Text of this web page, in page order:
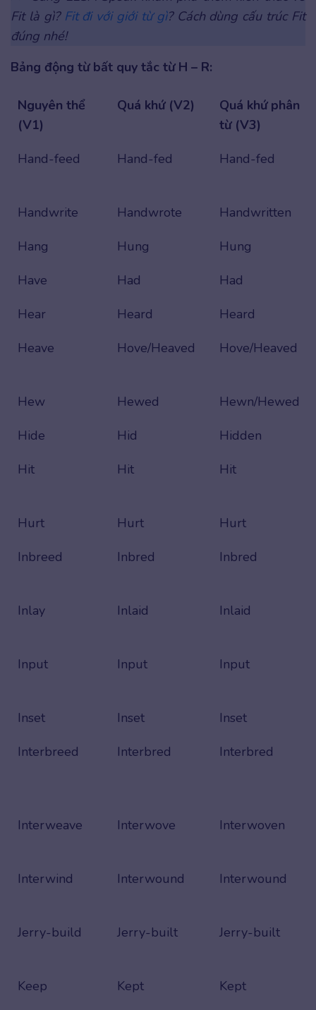
Fit là gì? Fit đi với giới từ gì? Cách dùng cấu trúc Fit
đúng nhé!
Bảng động từ bất quy tắc từ H – R:
Nguyên thể
(V1)
Quá khứ (V2)
Quá khứ phân
từ (V3)
Hand-feed
Hand-fed Hand-fed
Handwrite Handwrote
Handwritten
Hang
Hung
Hung
Have
Had
Had
Hear
Heard
Heard
Heave
Hove/Heaved Hove/Heaved
Hew Hewed
Hewn/Hewed
Hide
Hid
Hidden
Hit
Hit Hit
Hurt Hurt
Hurt
Inbreed
Inbred Inbred
Inlay Inlaid Inlaid
Input Input Input
Inset Inset
Inset
Interbreed
Interbred Interbred
Interweave Interwove Interwoven
Interwind Interwound Interwound
Jerry-build Jerry-built Jerry-built
Keep Kept
Kept